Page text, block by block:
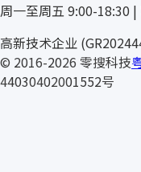
周一至周五 9:00-18:30
高新技术企业
© 2016-2026 零搜科技
44030402001552号